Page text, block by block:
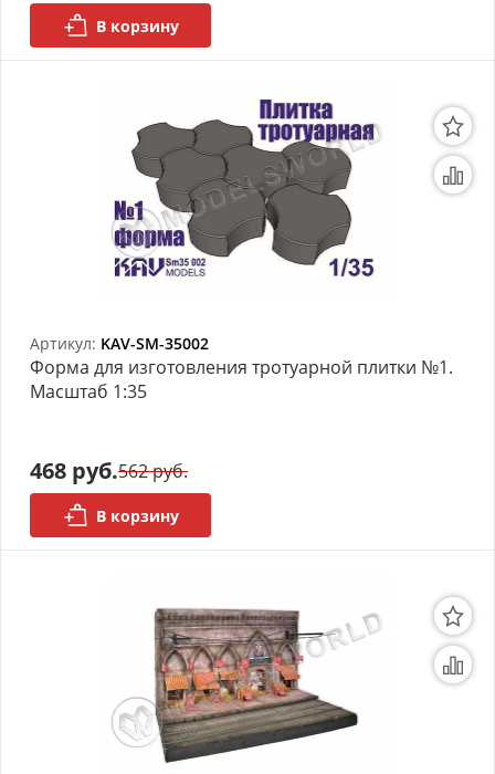
В корзину
Артикул: KAV-SM-35002
Форма для изготовления тротуарной плитки №1.
Масштаб 1:35
468 руб.562 руб.
В корзину